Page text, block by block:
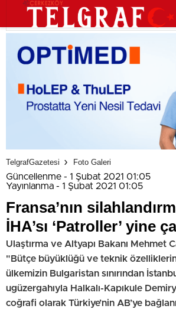
TelgrafGazetesi Foto Galeri
Güncellenme - 1 Şubat 2021 01:05
Yayınlanma - 1 Şubat 2021 01:05
Fransa’nın
İHA’sı ‘Patroller’ yine
Ulaştırma ve Altyapı Bakanı Mehmet
"Bütçe büyüklüğü ve teknik
ülkemizin Bulgaristan sınırından
ugüzergahıyla Halkalı-Kapıkule
coğrafi olarak Türkiye’nin AB’ye